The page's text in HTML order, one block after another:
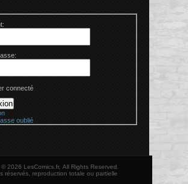
connecté
oublié
2026 LesComics.fr, All Rights Reserved.
réservés, reproduction totale ou partielle